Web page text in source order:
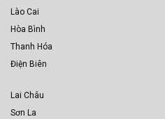
Lào Cai
Hòa Bình
Thanh Hóa
Điện Biên
Lai Châu
Sơn La